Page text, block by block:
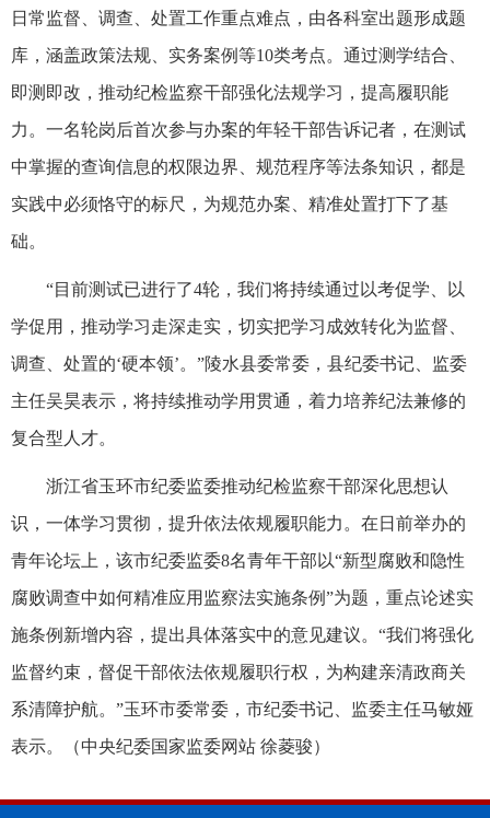
日常监督、调查、处置工作重点难点，由各科室出题形成题
库，涵盖政策法规、实务案例等10类考点。通过测学结合、
即测即改，推动纪检监察干部强化法规学习，提高履职能
力。一名轮岗后首次参与办案的年轻干部告诉记者，在测试
中掌握的查询信息的权限边界、规范程序等法条知识，都是
实践中必须恪守的标尺，为规范办案、精准处置打下了基
础。
“目前测试已进行了4轮，我们将持续通过以考促学、以
学促用，推动学习走深走实，切实把学习成效转化为监督、
调查、处置的‘硬本领’。”陵水县委常委，县纪委书记、监委
主任吴昊表示，将持续推动学用贯通，着力培养纪法兼修的
复合型人才。
浙江省玉环市纪委监委推动纪检监察干部深化思想认
识，一体学习贯彻，提升依法依规履职能力。在日前举办的
青年论坛上，该市纪委监委8名青年干部以“新型腐败和隐性
腐败调查中如何精准应用监察法实施条例”为题，重点论述实
施条例新增内容，提出具体落实中的意见建议。“我们将强化
监督约束，督促干部依法依规履职行权，为构建亲清政商关
系清障护航。”玉环市委常委，市纪委书记、监委主任马敏娅
表示。（中央纪委国家监委网站 徐菱骏）